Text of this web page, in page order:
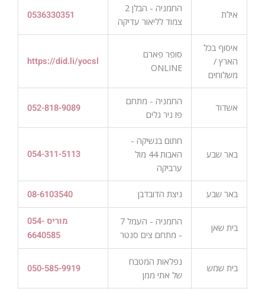
אילת
החמניה - הבלן 2
צמוד לליאור עדיקה
0536330351
איסוף בכל
הארץ /
משלוחים
סופר פארם
ONLINE
https://did.li/yocsl
אשדוד
החמניה - מתחם
פז ניר גלים
052-818-9089
באר שבע
חתום בנשיקה -
האבות 44 מול
ערביקה
054-311-5113
באר שבע ניצת הדובדבן 08-6103540
בית שאן
החמניה - העמל 7
- מתחם צים סנטר
מוריס 054-
6640585
בית שמש
נפלאות המטבח
של אתי ממן
050-585-9919